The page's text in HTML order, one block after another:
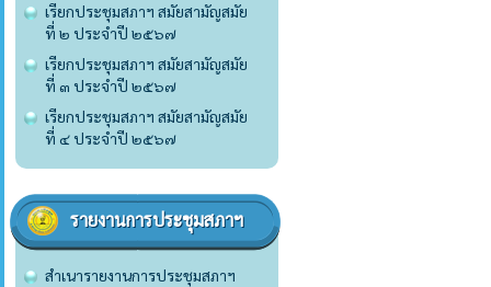
เรียกประชุมสภาฯ สมัยสามัญสมัย
ที่ ๒ ประจำปี ๒๕๖๗
เรียกประชุมสภาฯ สมัยสามัญสมัย
ที่ ๓ ประจำปี ๒๕๖๗
เรียกประชุมสภาฯ สมัยสามัญสมัย
ที่ ๔ ประจำปี ๒๕๖๗
รายงานการประชุมสภาฯ
สำเนารายงานการประชุมสภาฯ